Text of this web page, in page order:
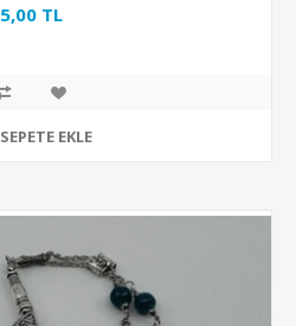
5,00 TL
SEPETE EKLE